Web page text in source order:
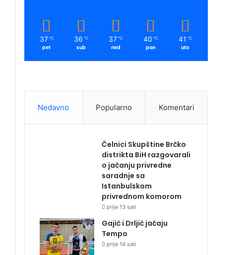
37 ℃
pet
36 ℃
sub
37 ℃
ned
40 ℃
pon
41 ℃
uto
Nedavno Popularno Komentari
Čelnici Skupštine Brčko
distrikta BiH razgovarali
o jačanju privredne
saradnje sa
Istanbulskom
privrednom komorom
prije 13 sati
Gajić i Drljić jačaju
Tempo
prije 14 sati